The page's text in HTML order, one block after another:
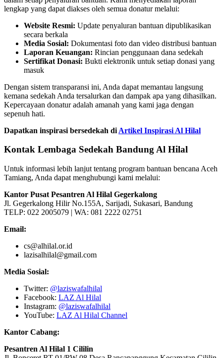
lengkap yang dapat diakses oleh semua donatur melalui:
Website Resmi: Update penyaluran bantuan dipublikasikan
secara berkala
Media Sosial: Dokumentasi foto dan video distribusi bantuan
Laporan Keuangan: Rincian penggunaan dana sedekah
Sertifikat Donasi: Bukti elektronik untuk setiap donasi yang
masuk
Dengan sistem transparansi ini, Anda dapat memantau langsung
kemana sedekah Anda tersalurkan dan dampak apa yang dihasilkan.
Kepercayaan donatur adalah amanah yang kami jaga dengan
sepenuh hati.
Dapatkan inspirasi bersedekah di Artikel Inspirasi Al Hilal
Kontak Lembaga Sedekah Bandung Al Hilal
Untuk informasi lebih lanjut tentang program bantuan bencana Aceh
Tamiang, Anda dapat menghubungi kami melalui:
Kantor Pusat Pesantren Al Hilal Gegerkalong
Jl. Gegerkalong Hilir No.155A, Sarijadi, Sukasari, Bandung
TELP: 022 2005079 | WA: 081 2222 02751
Email:
cs@alhilal.or.id
lazisalhilal@gmail.com
Media Sosial:
Twitter: @laziswafalhilal
Facebook: LAZ Al Hilal
Instagram: @laziswafalhilal
YouTube: LAZ Al Hilal Channel
Kantor Cabang:
Pesantren Al Hilal 1 Cililin